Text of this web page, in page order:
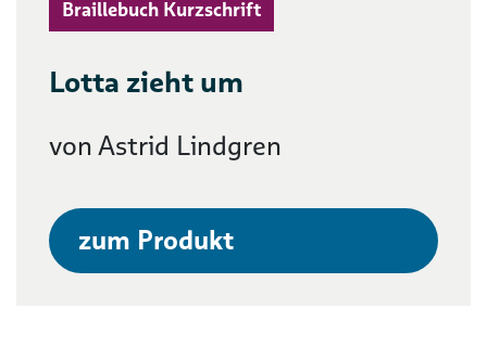
Braillebuch Kurzschrift
Lotta zieht um
von Astrid Lindgren
zum Produkt